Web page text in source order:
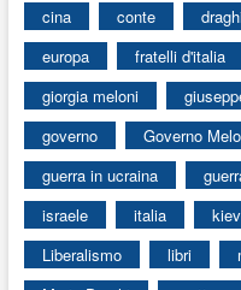
cina
conte
europa
fratelli d'italia
giorgia meloni
governo
Governo
guerra in ucraina
israele
italia kiev
Liberalismo
libri